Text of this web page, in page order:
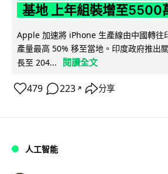
基地 上年組裝增至5500
Apple 加速將 iPhone 生產線由中國轉往
產量最高 50% 移至當地。印度政府推出
長至 204...
閱讀全文
479 223 ↗ 分享
人工智能